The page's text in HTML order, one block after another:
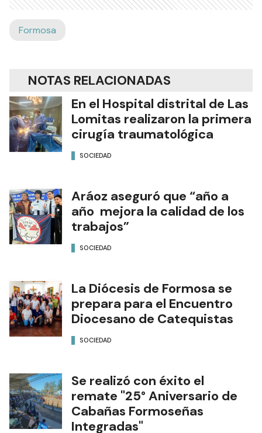
Formosa
NOTAS RELACIONADAS
En el Hospital distrital de Las
Lomitas realizaron la primera
cirugía traumatológica
SOCIEDAD
Aráoz aseguró que “año a
año mejora la calidad de los
trabajos”
SOCIEDAD
La Diócesis de Formosa se
prepara para el Encuentro
Diocesano de Catequistas
SOCIEDAD
Se realizó con éxito el
remate "25° Aniversario de
Cabañas Formoseñas
Integradas"